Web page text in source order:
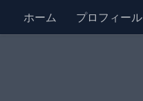
ホーム プロフィール